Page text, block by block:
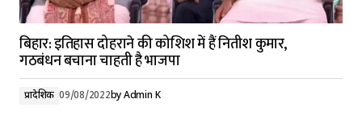
बिहार: इतिहास दोहराने की कोशिश में हैं नितीश कुमार,
गठबंधन बचाना चाहती है भाजपा
प्रादेशिक 09/08/2022byAdmin K